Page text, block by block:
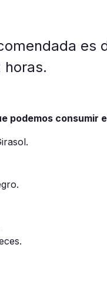
es
horas.
podemos consumir